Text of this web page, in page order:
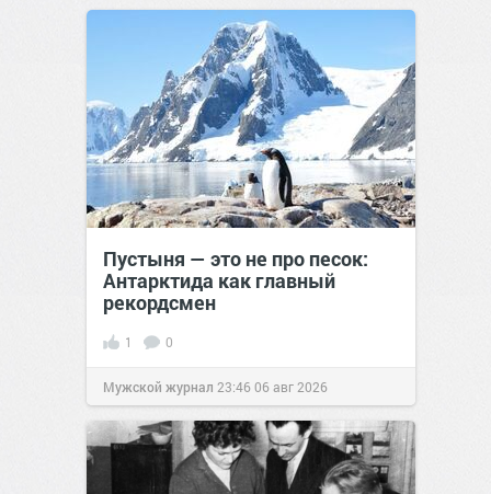
Пустыня — это не про песок:
Антарктида как главный
рекордсмен
1 0
Мужской журнал 23:4606 авг 2026